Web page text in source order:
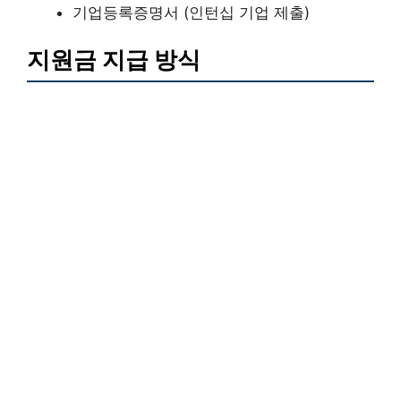
기업등록증명서 (인턴십 기업 제출)
지원금 지급 방식